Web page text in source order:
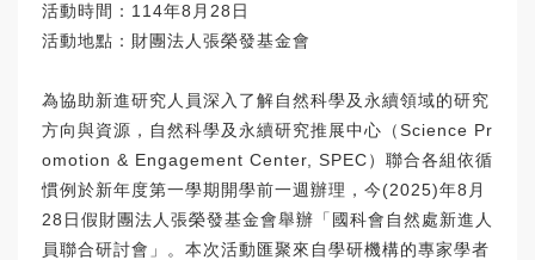
活動時間：114年8月28日
活動地點：財團法人張榮發基金會
為協助新進研究人員深入了解自然科學及永續領域的研究
方向與資源，自然科學及永續研究推展中心（Science Pr
omotion & Engagement Center, SPEC）聯合各組依循
慣例於新年度第一學期開學前一週辦理，今(2025)年8月
28日假財團法人張榮發基金會舉辦「國科會自然處新進人
員聯合研討會」。本次活動匯聚來自學研機構的專家學者